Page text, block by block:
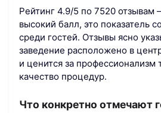
Рейтинг 4.9/5 по 7520 отзывам
высокий балл, это показатель
среди гостей. Отзывы ясно
заведение расположено в
и ценится за профессионализм
качество процедур.
Что конкретно отмечают